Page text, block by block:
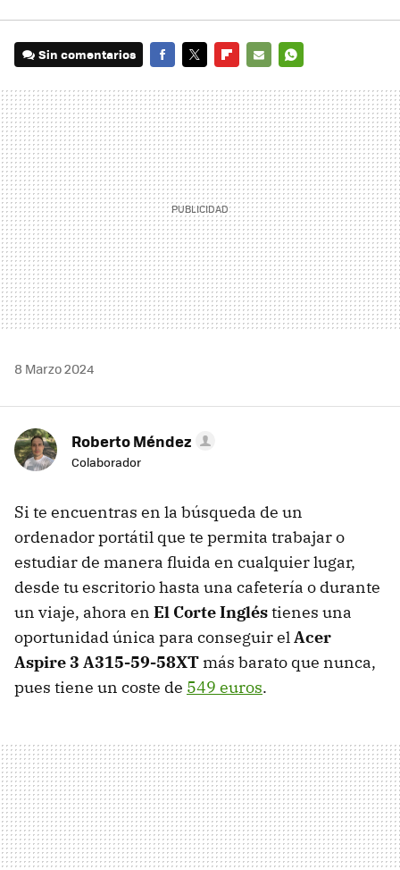
Sin comentarios
MAIL
8 Marzo 2024
Roberto Méndez
Colaborador
Si te encuentras en la búsqueda de un
ordenador portátil que te permita trabajar o
estudiar de manera fluida en cualquier lugar,
desde tu escritorio hasta una cafetería o durante
un viaje, ahora en El Corte Ingléstienes una
oportunidad única para conseguir elAcer
Aspire 3 A315-59-58XT más barato que nunca,
pues tiene un coste de 549 euros.